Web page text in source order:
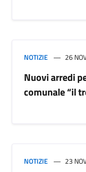
NOTIZIE 26
Nuovi arredi
comunale “il
NOTIZIE 23